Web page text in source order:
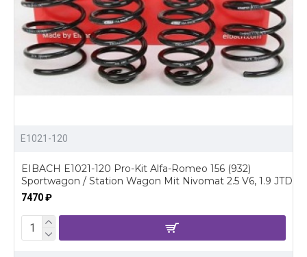
E1021-120
EIBACH E1021-120 Pro-Kit Alfa-Romeo 156 (932)
Sportwagon / Station Wagon Mit Nivomat 2.5 V6, 1.9 JTD
7470 ₽